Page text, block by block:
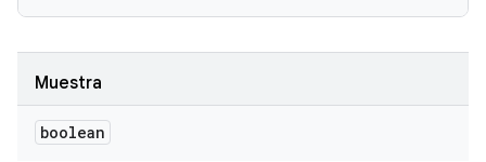
Muestra
boolean